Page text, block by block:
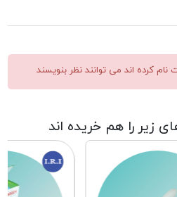
نام کرده اند می توانند نظر بنویسند
زیر را هم خریده اند